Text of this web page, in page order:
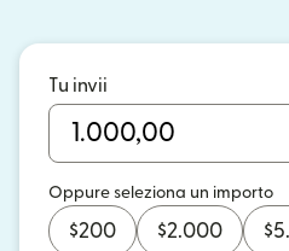
Tu invii
Oppure seleziona un importo
$200 $2.000 $